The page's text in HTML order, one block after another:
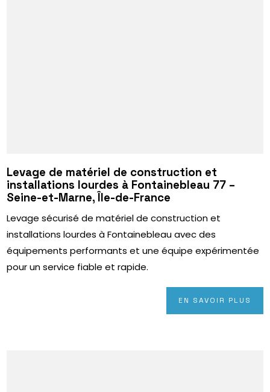
Levage de matériel de construction et
installations lourdes à Fontainebleau 77 –
Seine-et-Marne, Île-de-France
Levage sécurisé de matériel de construction et
installations lourdes à Fontainebleau avec des
équipements performants et une équipe expérimentée
pour un service fiable et rapide.
EN SAVOIR PLUS